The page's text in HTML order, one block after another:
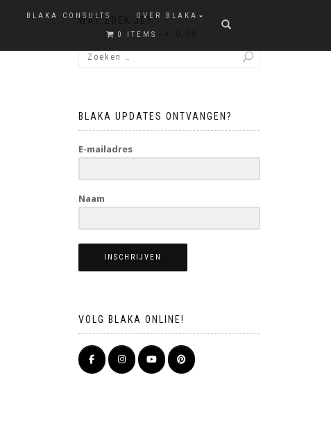
BLAKA CONSULTS OVER BLAKA
0 ITEMS
WAT ZOEK JE?
BLAKA UPDATES ONTVANGEN?
E-mailadres
Naam
INSCHRIJVEN
VOLG BLAKA ONLINE!